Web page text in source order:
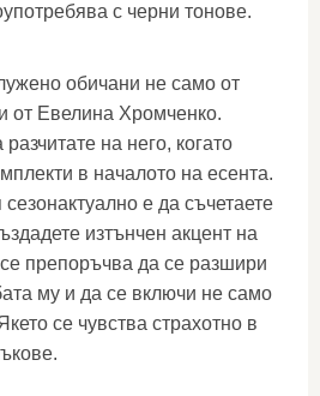
с черни тонове.
обичани не само от
от Евелина Хромченко.
на него, когато
в началото на есента.
е да съчетаете
изтънчен акцент на
препоръчва да се разшири
му и да се включи не само
се чувства страхотно в